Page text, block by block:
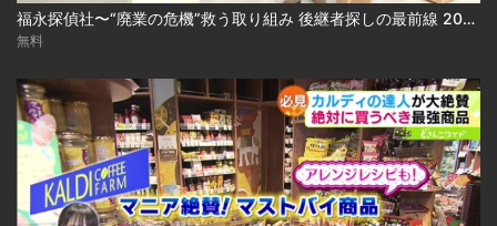
福永探偵社〜“廃業の危機”救う取り組み 後継者探しの最前線 2025-04-15
無料